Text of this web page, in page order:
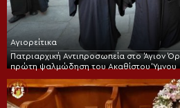
Αγιορείτικα
Πατριαρχική Αντιπροσωπεία στο Άγιον
πρώτη ψαλμώδηση του Ακαθίστου Ύμνου